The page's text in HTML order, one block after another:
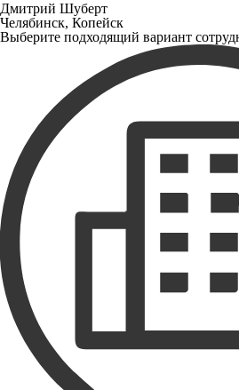
Дмитрий Шуберт
Челябинск, Копейск
Выберите подходящий вариант